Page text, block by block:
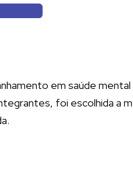
em saúde
foi escolhida a